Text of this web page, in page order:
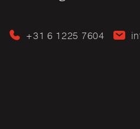
+31 6 1225 7604